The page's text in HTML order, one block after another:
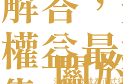
聯 絡
權益
法律人要成為正式